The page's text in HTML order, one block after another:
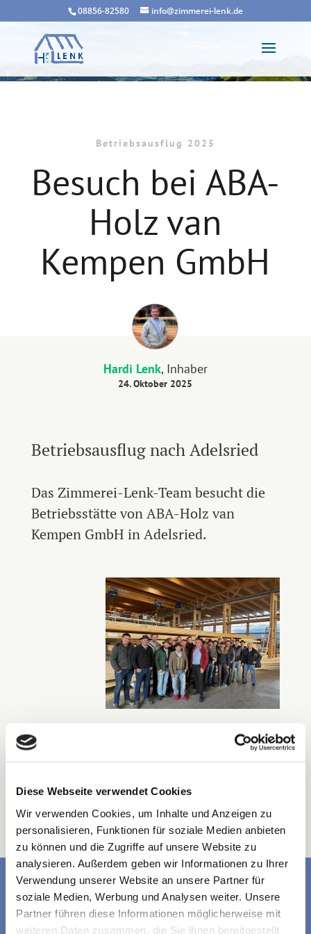
Diese Webseite verwendet Cookies
Wir verwenden Cookies, um Inhalte und Anzeigen zu
personalisieren, Funktionen für soziale Medien anbieten
zu können und die Zugriffe auf unsere Website zu
analysieren. Außerdem geben wir Informationen zu Ihrer
Verwendung unserer Website an unsere Partner für
soziale Medien, Werbung und Analysen weiter. Unsere
Partner führen diese Informationen möglicherweise mit
weiteren Daten zusammen, die Sie ihnen bereitgestellt
08856-82580 info@zimmerei-lenk.de
Betriebsausflug 2025
Besuch bei ABA-
Holz van
Kempen GmbH
Hardi Lenk, Inhaber
24. Oktober 2025
Betriebsausflug nach Adelsried
Das Zimmerei-Lenk-Team besucht die
Betriebsstätte von ABA-Holz van
Kempen GmbH in Adelsried.
Wir bedanken uns
Oktober 2025